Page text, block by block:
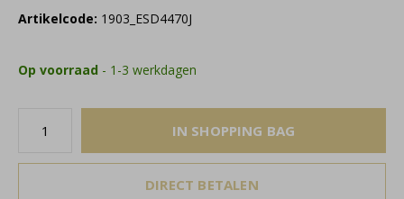
Artikelcode: 1903_ESD4470J
Op voorraad - 1-3 werkdagen
IN SHOPPING BAG
DIRECT BETALEN